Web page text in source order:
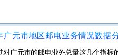
广元市地区邮电业务情况数据
对广元市的邮电业务总量这几个指